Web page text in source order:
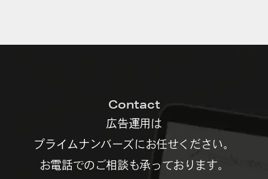
Contact
広告運用は
プライムナンバーズにお任せください。
お電話でのご相談も承っております。